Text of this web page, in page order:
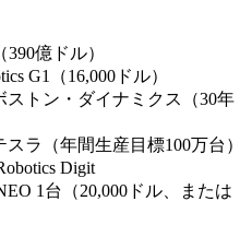
390億ドル）
G1（16,000ドル）
ストン・ダイナミクス（30年
スラ（年間生産目標100万台）
Digit
1台（20,000ドル、または